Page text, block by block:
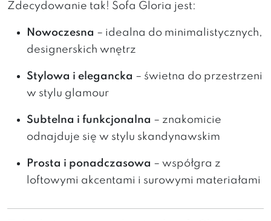
Zdecydowanie tak! Sofa Gloria jest:
Nowoczesna – idealna do minimalistycznych,
designerskich wnętrz
Stylowa i elegancka – świetna do przestrzeni
w stylu glamour
Subtelna i funkcjonalna – znakomicie
odnajduje się w stylu skandynawskim
Prosta i ponadczasowa – współgra z
loftowymi akcentami i surowymi materiałami